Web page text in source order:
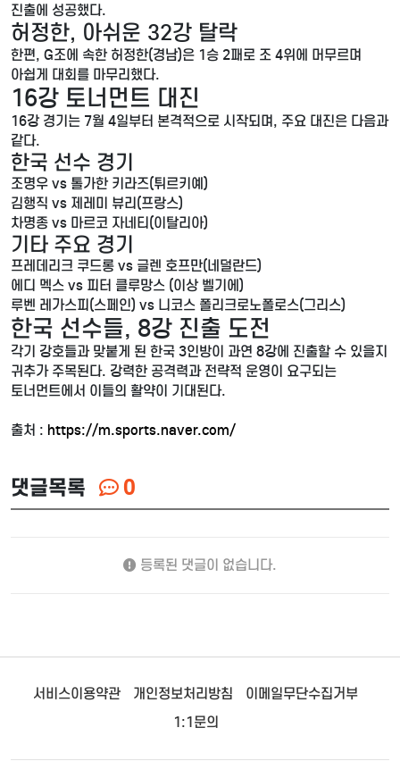
진출에 성공했다.
허정한, 아쉬운 32강 탈락
한편, G조에 속한 허정한(경남)은 1승 2패로 조 4위에 머무르며
아쉽게 대회를 마무리했다.
16강 토너먼트 대진
16강 경기는 7월 4일부터 본격적으로 시작되며, 주요 대진은 다음과
같다.
한국 선수 경기
조명우 vs 톨가한 키라즈(튀르키예)
김행직 vs 제레미 뷰리(프랑스)
차명종 vs 마르코 자네티(이탈리아)
기타 주요 경기
프레데리크 쿠드롱 vs 글렌 호프만(네덜란드)
에디 멕스 vs 피터 클루망스 (이상 벨기에)
루벤 레가스피(스페인) vs 니코스 폴리크로노폴로스(그리스)
한국 선수들, 8강 진출 도전
각기 강호들과 맞붙게 된 한국 3인방이 과연 8강에 진출할 수 있을지
귀추가 주목된다. 강력한 공격력과 전략적 운영이 요구되는
토너먼트에서 이들의 활약이 기대된다.
출처 : https://m.sports.naver.com/
댓글목록 0
등록된 댓글이 없습니다.
서비스이용약관 개인정보처리방침
이메일무단수집거부
1:1문의